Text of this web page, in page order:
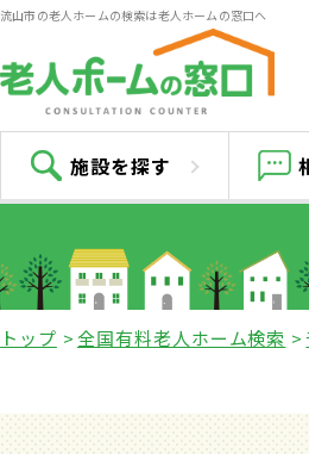
流山市の老人ホームの検索は老人ホームの窓口へ
施設を探す
トップ 全国有料老人ホーム検索